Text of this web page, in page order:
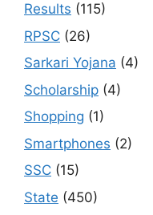
Results (115)
RPSC (26)
Sarkari Yojana (4)
Scholarship (4)
Shopping (1)
Smartphones (2)
SSC (15)
State (450)